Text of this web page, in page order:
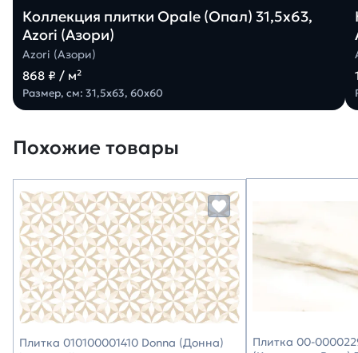
Коллекция плитки Opale (Опал) 31,5х63,
Azori (Азори)
Azori (Азори)
868 ₽ / м²
Размер, см: 31,5х63, 60х60
Похожие товары
Плитка 010100001410 Donna (Донна)
Плитка 00-